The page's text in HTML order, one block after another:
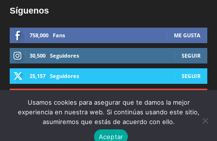
Síguenos
758,000 Fans ME GUSTA
30,500 Seguidores SEGUIR
25,157 Seguidores SEGUIR
© Derechos Reservados AFmedios 2021
Usamos cookies para asegurar que te damos la mejor
experiencia en nuestra web. Si continúas usando este sitio,
asumiremos que estás de acuerdo con ello.
Aceptar